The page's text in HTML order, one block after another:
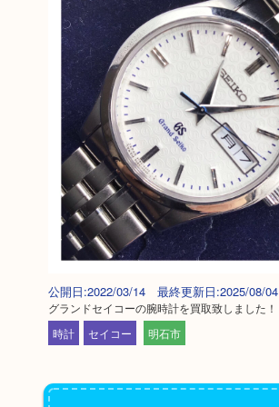
公開日:2022/03/14 最終更新日:2025/08/04
グランドセイコーの腕時計を買取致しました！
時計
セイコー 明石市